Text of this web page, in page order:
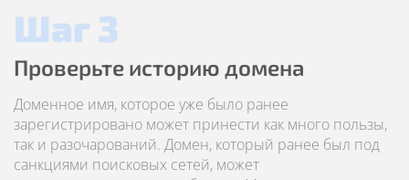
Шаг 3
Проверьте историю домена
Доменное имя, которое уже было ранее
зарегистрировано может принести как много пользы,
так и разочарований. Домен, который ранее был под
санкциями поисковых сетей, может